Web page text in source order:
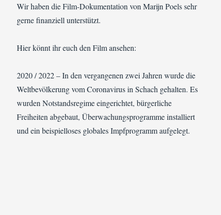
Wir haben die Film-Dokumentation von Marijn Poels sehr
gerne finanziell unterstützt.
Hier könnt ihr euch den Film ansehen:
2020 / 2022 – In den vergangenen zwei Jahren wurde die
Weltbevölkerung vom Coronavirus in Schach gehalten. Es
wurden Notstandsregime eingerichtet, bürgerliche
Freiheiten abgebaut, Überwachungsprogramme installiert
und ein beispielloses globales Impfprogramm aufgelegt.